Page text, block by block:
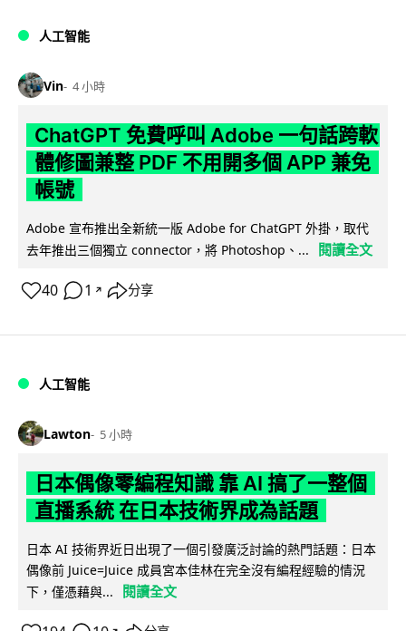
人工智能
Vin 4 小時
ChatGPT 免費呼叫 Adobe 一句話跨軟
體修圖兼整 PDF 不用開多個 APP 兼免
帳號
Adobe 宣布推出全新統一版 Adobe for ChatGPT 外掛，取代
去年推出三個獨立 connector，將 Photoshop、...
閱讀全文
40 1 ↗ 分享
人工智能
Lawton 5 小時
日本偶像零編程知識 靠 AI 搞了一整個
直播系統 在日本技術界成為話題
日本 AI 技術界近日出現了一個引發廣泛討論的熱門話題：日本
偶像前 Juice=Juice 成員宮本佳林在完全沒有編程經驗的情況
下，僅憑藉與...
閱讀全文